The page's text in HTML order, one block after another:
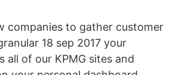
companies to gather customer
18 sep 2017 your
all of our KPMG sites and